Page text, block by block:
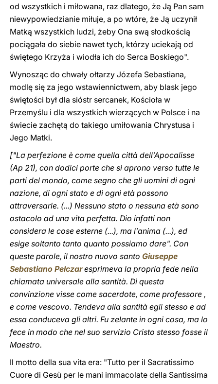
od wszystkich i miłowana, raz dlatego, że Ją Pan sam
niewypowiedzianie miłuje, a po wtóre, że Ją uczynił
Matką wszystkich ludzi, żeby Ona swą słodkością
pociągała do siebie nawet tych, którzy uciekają od
świętego Krzyża i wiodła ich do Serca Boskiego".
Wynosząc do chwały ołtarzy Józefa Sebastiana,
modlę się za jego wstawiennictwem, aby blask jego
świętości był dla sióstr sercanek, Kościoła w
Przemyślu i dla wszystkich wierzących w Polsce i na
świecie zachętą do takiego umiłowania Chrystusa i
Jego Matki.
["La perfezione è come quella città dell’Apocalisse
(Ap 21), con dodici porte che si aprono verso tutte le
parti del mondo, come segno che gli uomini di ogni
nazione, di ogni stato e di ogni età possono
attraversarle. (...) Nessuno stato o nessuna età sono
ostacolo ad una vita perfetta. Dio infatti non
considera le cose esterne (...), ma l’anima (...), ed
esige soltanto tanto quanto possiamo dare". Con
queste parole, il nostro nuovo santo Giuseppe
Sebastiano Pelczaresprimeva la propria fede nella
chiamata universale alla santità. Di questa
convinzione visse come sacerdote, come professore ,
e come vescovo. Tendeva alla santità egli stesso e ad
essa conduceva gli altri. Fu zelante in ogni cosa, ma lo
fece in modo che nel suo servizio Cristo stesso fosse il
Maestro.
Il motto della sua vita era: "Tutto per il Sacratissimo
Cuore di Gesù per le mani immacolate della Santissima